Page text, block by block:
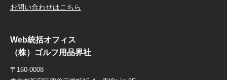
お問い合わせはこちら
Web統括オフィス
（株）ゴルフ用品界社
〒160-0008